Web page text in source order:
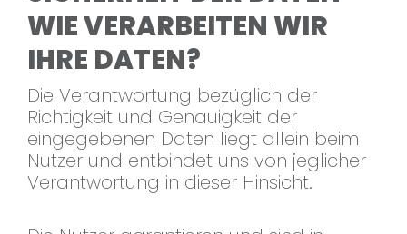
WIE VERARBEITEN WIR
IHRE DATEN?
Die Verantwortung bezüglich der
Richtigkeit und Genauigkeit der
eingegebenen Daten liegt allein beim
Nutzer und entbindet uns von jeglicher
Verantwortung in dieser Hinsicht.